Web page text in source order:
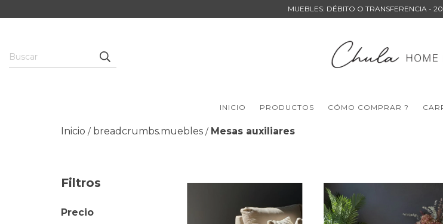
MUEBLES: DÉBITO O TRANSFERENCIA -
INICIO PRODUCTOS CÓMO COMPRAR ?
Inicio / breadcrumbs.muebles / Mesas auxiliares
Filtros
Precio